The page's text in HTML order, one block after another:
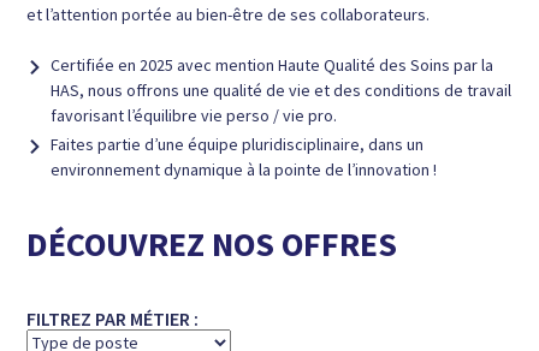
et l’attention portée au bien-être de ses collaborateurs.
Certifiée en 2025 avec mention Haute Qualité des Soins par la
HAS, nous offrons une qualité de vie et des conditions de travail
favorisant l’équilibre vie perso / vie pro.
Faites partie d’une équipe pluridisciplinaire, dans un
environnement dynamique à la pointe de l’innovation !
DÉCOUVREZ NOS OFFRES
FILTREZ PAR MÉTIER :